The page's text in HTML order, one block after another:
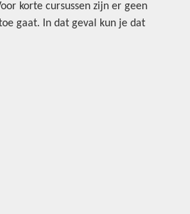
korte cursussen zijn er geen
gaat. In dat geval kun je dat